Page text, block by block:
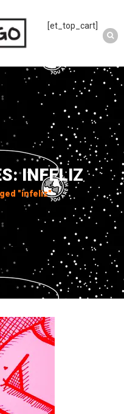
[et_top_cart]
INFELIZ
"infeliz"